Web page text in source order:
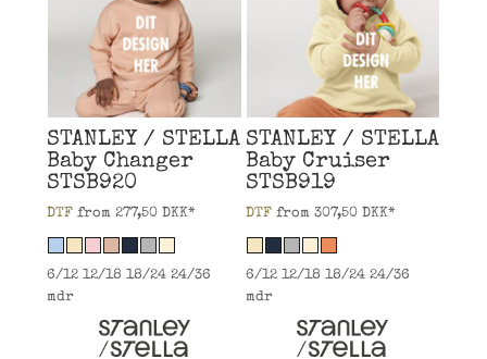
STANLEY / STELLA
Baby Changer
STSB920
DTF from 277,50 DKK*
6/12 12/18 18/24 24/36
mdr
STANLEY / STELLA
Baby Cruiser
STSB919
DTFfrom 307,50 DKK*
6/12 12/18 18/24 24/36
mdr